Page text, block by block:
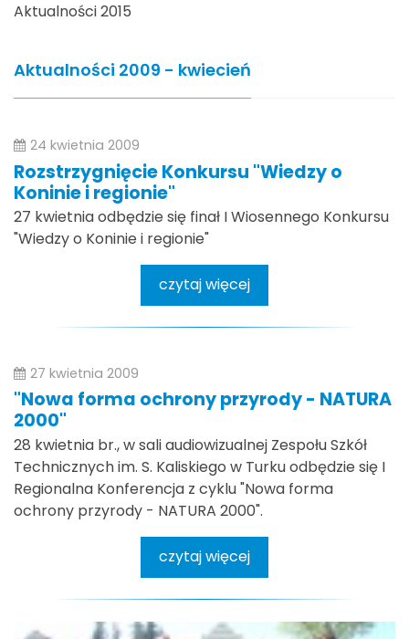
Aktualności 2015
Aktualności 2009 - kwiecień
24 kwietnia 2009
Rozstrzygnięcie Konkursu "Wiedzy o
Koninie i regionie"
27 kwietnia odbędzie się finał I Wiosennego Konkursu
"Wiedzy o Koninie i regionie"
czytaj więcej
27 kwietnia 2009
"Nowa forma ochrony przyrody - NATURA
2000"
28 kwietnia br., w sali audiowizualnej Zespołu Szkół
Technicznych im. S. Kaliskiego w Turku odbędzie się I
Regionalna Konferencja z cyklu "Nowa forma
ochrony przyrody - NATURA 2000".
czytaj więcej